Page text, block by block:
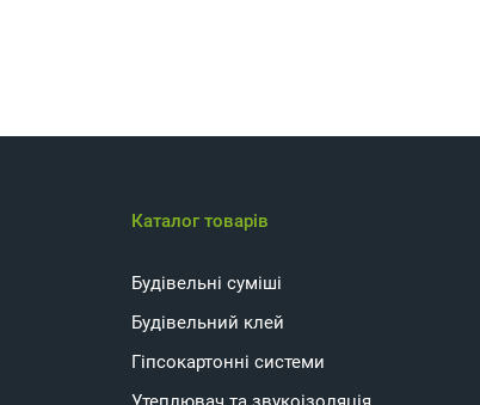
Каталог товарів
Будівельні суміші
Будівельний клей
Гіпсокартонні системи